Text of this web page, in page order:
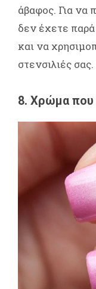
άβαφος. Για να
δεν έχετε
και να
στενσιλιές σας.
8. Χρώμα που